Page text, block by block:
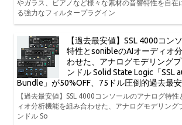
やガラス、ピアノなど様々な素材の音響特性を自在
る強力なフィルタープラグイン
【過去最安値】SSL 4000コン
特性とsonibleのAIオーディオ
わせた、アナログモデリング
ンドル Solid State Logic「SSL
Bundle」が50%OFF、75ドル圧倒的過去最安
【過去最安値】SSL 4000コンソールのアナログ特
ィオ分析機能を組み合わせた、アナログモデリング
ンドル So